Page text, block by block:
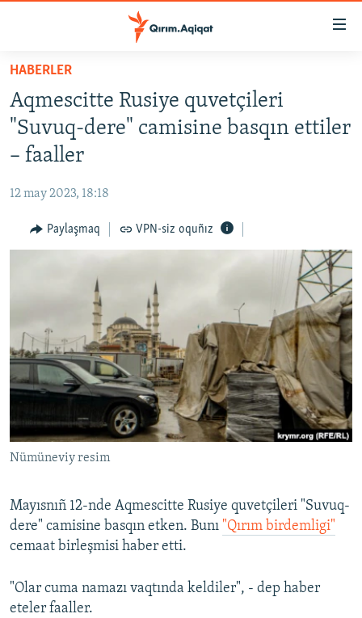
Esas
qaytmaq
Baş
navigatsiyağa
qaytmaq
Qıdıruvğa
qaytmaq
SİYASET
İQTİSADİYAT
MEDENİYET
İNSAN AQLARI
FİKİR
Русский
Українською
QOŞULIÑIZ!
RFE/RS bütün saytları
HABERLER
Aqmescitte Rusiye quvetçileri
"Suvuq-dere" camisine basqın ettiler
– faaller
12 may 2023, 18:18
Paylaşmaq VPN-siz oquñız
Nümüneviy resim
Mayısnıñ 12-nde Aqmescitte Rusiye quvetçileri "Suvuq-
dere" camisine basqın etken. Bunı "Qırım birdemligi"
cemaat birleşmisi haber etti.
"Olar cuma namazı vaqtında keldiler", - dep haber
eteler faaller.